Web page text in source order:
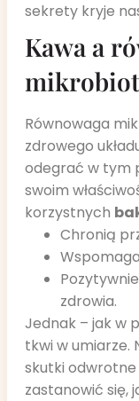
sekrety kryje
Kawa a
Równowaga
zdrowego
odegrać w tym
swoim
korzystnych
Chronią
zdrowia.
Jednak – jak w
tkwi w umiarze.
skutki
zastanowić się,